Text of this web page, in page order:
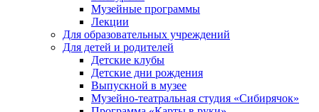
Музейные программы
Лекции
Для образовательных учреждений
Для детей и родителей
Детские клубы
Детские дни рождения
Выпускной в музее
Музейно-театральная студия «Сибирячок»